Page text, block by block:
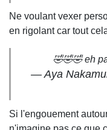
Ne voulant vexer
en rigolant car tout
🤣🤣🤣 eh
— Aya
Si l'engouement